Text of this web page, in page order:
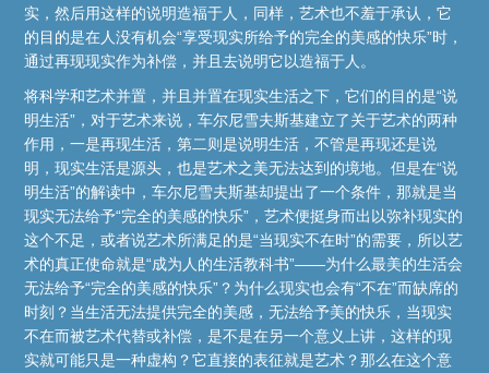
实，然后用这样的说明造福于人，同样，艺术也不羞于承认，它
的目的是在人没有机会“享受现实所给予的完全的美感的快乐”时，
通过再现现实作为补偿，并且去说明它以造福于人。
将科学和艺术并置，并且并置在现实生活之下，它们的目的是“说
明生活”，对于艺术来说，车尔尼雪夫斯基建立了关于艺术的两种
作用，一是再现生活，第二则是说明生活，不管是再现还是说
明，现实生活是源头，也是艺术之美无法达到的境地。但是在“说
明生活”的解读中，车尔尼雪夫斯基却提出了一个条件，那就是当
现实无法给予“完全的美感的快乐”，艺术便挺身而出以弥补现实的
这个不足，或者说艺术所满足的是“当现实不在时”的需要，所以艺
术的真正使命就是“成为人的生活教科书”——为什么最美的生活会
无法给予“完全的美感的快乐”？为什么现实也会有“不在”而缺席的
时刻？当生活无法提供完全的美感，无法给予美的快乐，当现实
不在而被艺术代替或补偿，是不是在另一个意义上讲，这样的现
实就可能只是一种虚构？它直接的表征就是艺术？那么在这个意